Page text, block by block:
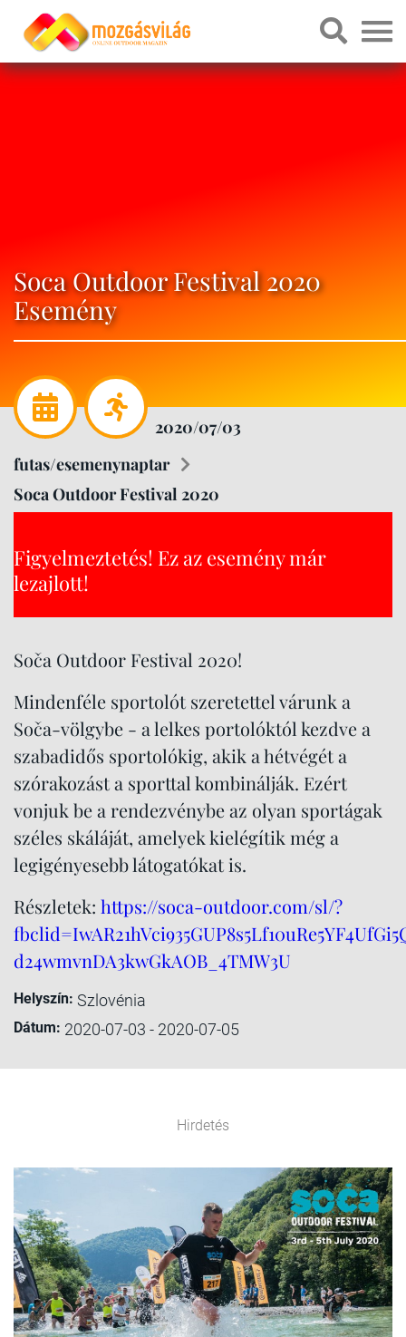
Soca Outdoor Festival 2020
Esemény
2020/07/03
futas/esemenynaptar
Soca Outdoor Festival 2020
Figyelmeztetés! Ez az esemény már
lezajlott!
Soča Outdoor Festival 2020!
Mindenféle sportolót szeretettel várunk a
Soča-völgybe - a lelkes portolóktól kezdve a
szabadidős sportolókig, akik a hétvégét a
szórakozást a sporttal kombinálják. Ezért
vonjuk be a rendezvénybe az olyan sportágak
széles skáláját, amelyek kielégítik még a
legigényesebb látogatókat is.
Részletek: https://soca-outdoor.com/sl/?
d24wmvnDA3kwGkAOB_4TMW3U
Helyszín: Szlovénia
Dátum: 2020-07-03 - 2020-07-05
Hirdetés